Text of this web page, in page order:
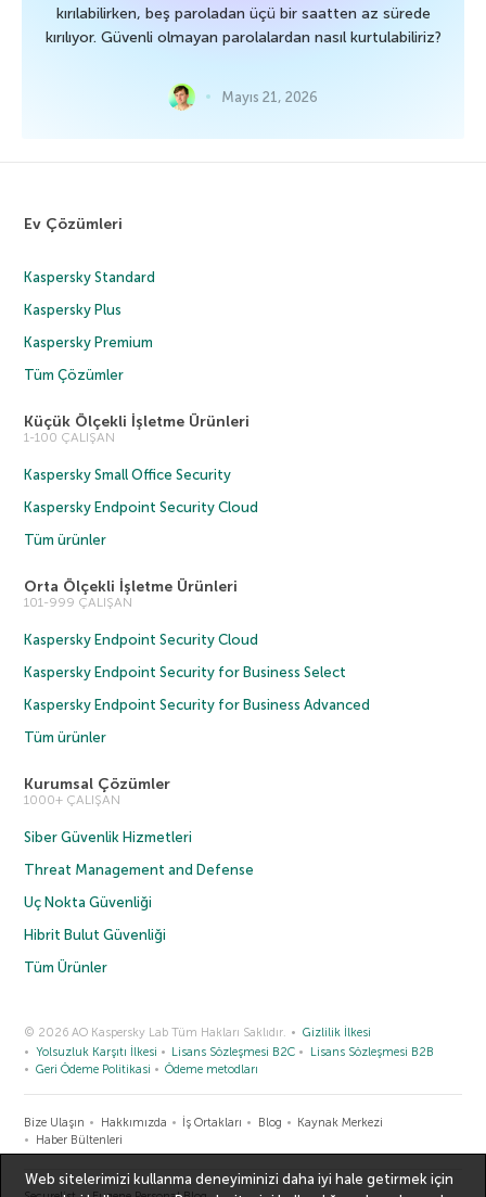
kırılabilirken, beş paroladan üçü bir saatten az sürede
kırılıyor. Güvenli olmayan parolalardan nasıl kurtulabiliriz?
Mayıs 21, 2026
Ev Çözümleri
Kaspersky Standard
Kaspersky Plus
Kaspersky Premium
Tüm Çözümler
Küçük Ölçekli İşletme Ürünleri
1-100 ÇALIŞAN
Kaspersky Small Office Security
Kaspersky Endpoint Security Cloud
Tüm ürünler
Orta Ölçekli İşletme Ürünleri
101-999 ÇALIŞAN
Kaspersky Endpoint Security Cloud
Kaspersky Endpoint Security for Business Select
Kaspersky Endpoint Security for Business Advanced
Tüm ürünler
Kurumsal Çözümler
1000+ ÇALIŞAN
Siber Güvenlik Hizmetleri
Threat Management and Defense
Uç Nokta Güvenliği
Hibrit Bulut Güvenliği
Tüm Ürünler
© 2026 AO Kaspersky Lab Tüm Hakları Saklıdır.
Gizlilik İlkesi
Yolsuzluk Karşıtı İlkesi
Lisans Sözleşmesi B2C
Lisans Sözleşmesi B2B
Geri Ödeme Politikasi
Ödeme metodları
Bize Ulaşın Hakkımızda İş Ortakları Blog
Kaynak Merkezi
Haber Bültenleri
Web sitelerimizi kullanma deneyiminizi daha iyi hale getirmek için